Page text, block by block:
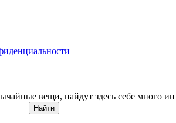
вещи, найдут здесь себе много